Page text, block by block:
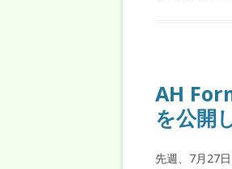
AH
を公開
先週、7月27